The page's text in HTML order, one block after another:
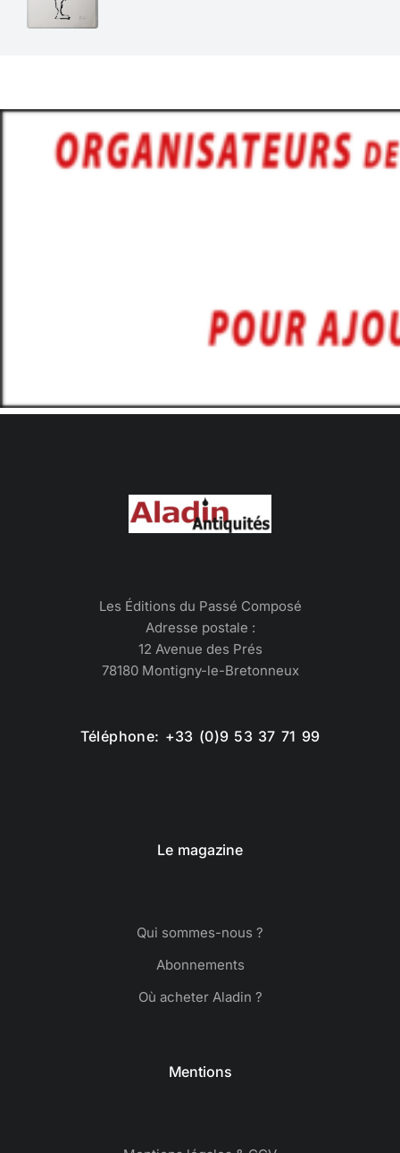
Les Éditions du Passé Composé
Adresse postale :
12 Avenue des Prés
78180 Montigny-le-Bretonneux
Téléphone: +33 (0)9 53 37 71 99
Le magazine
Qui sommes-nous ?
Abonnements
Où acheter Aladin ?
Mentions